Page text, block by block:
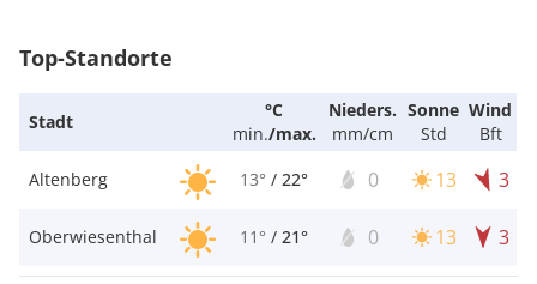
Top-Standorte
Stadt
°C
min./max.
Nieders.
mm/cm
Sonne
Std
Wind
Bft
Altenberg
13° / 22° 0 13 3
Oberwiesenthal 11° / 21° 0 13 3